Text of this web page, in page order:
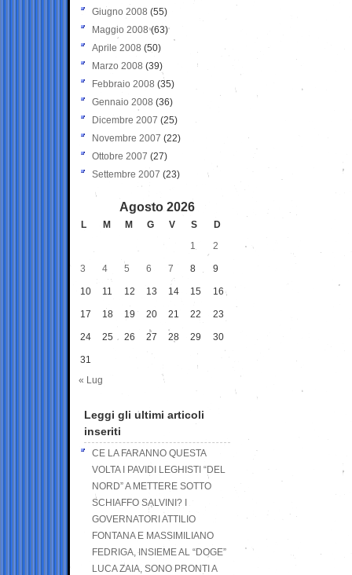
Giugno 2008 (55)
Maggio 2008(63)
Aprile 2008 (50)
Marzo 2008 (39)
Febbraio 2008 (35)
Gennaio 2008 (36)
Dicembre 2007 (25)
Novembre 2007 (22)
Ottobre 2007 (27)
Settembre 2007 (23)
Agosto 2026
L M M G V S
D
1
2
3 4 5 6 7 8 9
10 11 12 13 14 15 16
17 18 19 20 21 22 23
24 25 26 27 28 29 30
31
« Lug
Leggi gli ultimi articoli
inseriti
CE LA FARANNO QUESTA
VOLTA I PAVIDI LEGHISTI “DEL
NORD” A METTERE SOTTO
SCHIAFFO SALVINI? I
GOVERNATORI ATTILIO
FONTANA E MASSIMILIANO
FEDRIGA, INSIEME AL “DOGE”
LUCA ZAIA, SONO PRONTI A